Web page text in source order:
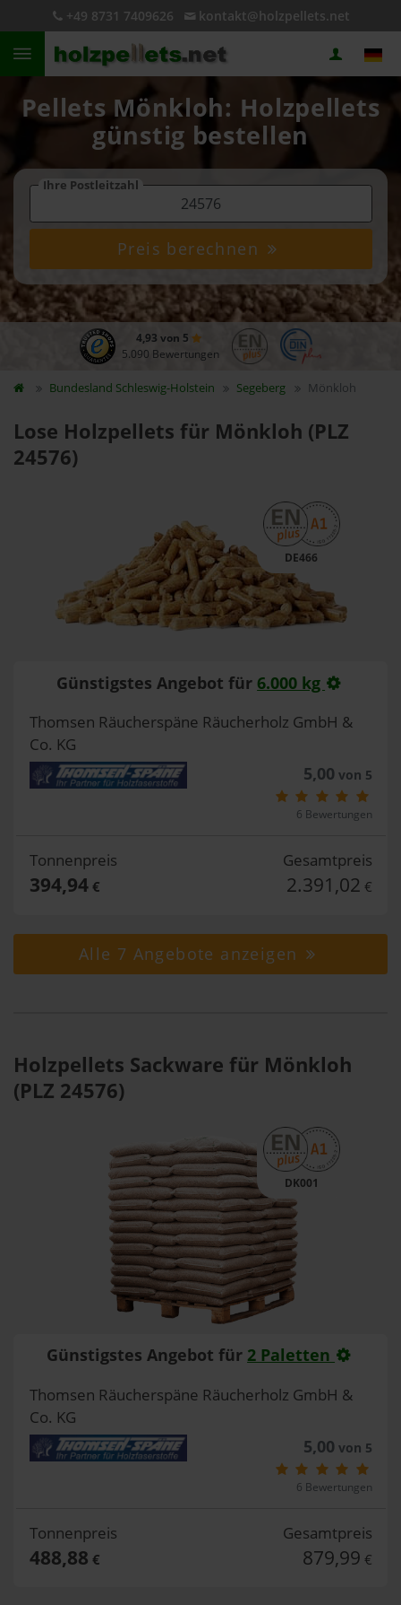
+49 8731 7409626 kontakt@holzpellets.net
Pellets Mönkloh: Holzpellets
günstig bestellen
Ihre Postleitzahl
Preis berechnen
4,93 von 5
5.090 Bewertungen
Bundesland Schleswig-Holstein Segeberg Mönkloh
Lose Holzpellets für Mönkloh (PLZ
24576)
DE466
Günstigstes Angebot für 6.000 kg
Thomsen Räucherspäne Räucherholz GmbH &
Co. KG
5,00 von 5
6 Bewertungen
Tonnenpreis
394,94€
Gesamtpreis
2.391,02 €
Alle 7 Angebote anzeigen
Holzpellets Sackware für Mönkloh
(PLZ 24576)
DK001
Günstigstes Angebot für 2 Paletten
Thomsen Räucherspäne Räucherholz GmbH &
Co. KG
5,00 von 5
6 Bewertungen
Tonnenpreis
488,88 €
Gesamtpreis
879,99 €